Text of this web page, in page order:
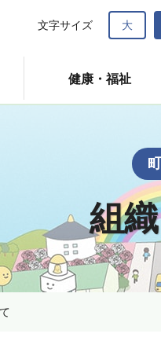
健康・福祉
文字サイズ 大
組